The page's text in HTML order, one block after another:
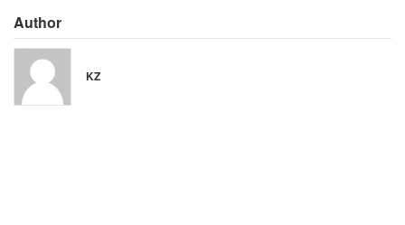
Author
KZ